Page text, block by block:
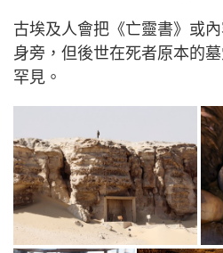
古埃及人會把《亡靈書》或
身旁，但後世在死者原本的
罕見。